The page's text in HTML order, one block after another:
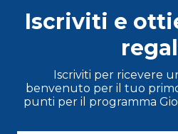
Iscriviti e
Iscriviti per ricevere
benvenuto per il tuo
punti per il programma